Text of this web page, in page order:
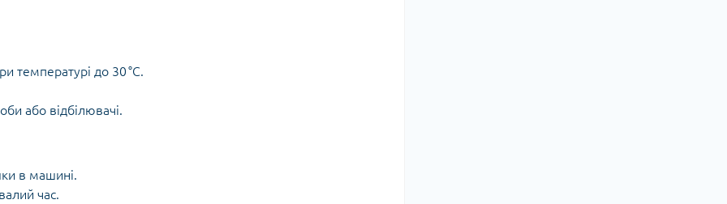
температурі до 30 °C.
або відбілювачі.
в машині.
час.